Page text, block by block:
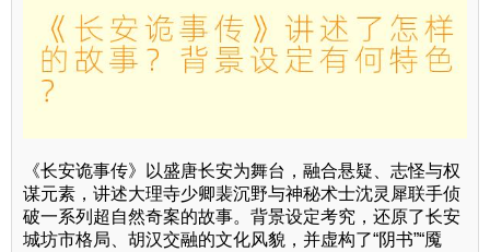
《长安诡事传》以盛唐长安为舞台，融合悬疑、志怪与权
谋元素，讲述大理寺少卿裴沉野与神秘术士沈灵犀联手侦
破一系列超自然奇案的故事。背景设定考究，还原了长安
城坊市格局、胡汉交融的文化风貌，并虚构了“阴书”“魇